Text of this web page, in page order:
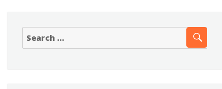
Search
for: